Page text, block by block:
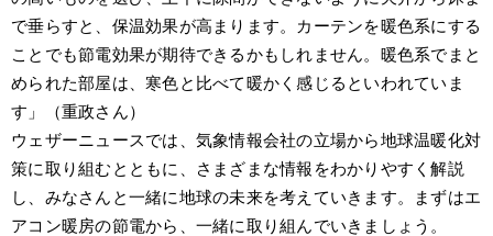
で垂らすと、保温効果が高まります。カーテンを暖色系にする
ことでも節電効果が期待できるかもしれません。暖色系でまと
められた部屋は、寒色と比べて暖かく感じるといわれていま
す」（重政さん）
ウェザーニュースでは、気象情報会社の立場から地球温暖化対
策に取り組むとともに、さまざまな情報をわかりやすく解説
し、みなさんと一緒に地球の未来を考えていきます。まずはエ
アコン暖房の節電から、一緒に取り組んでいきましょう。